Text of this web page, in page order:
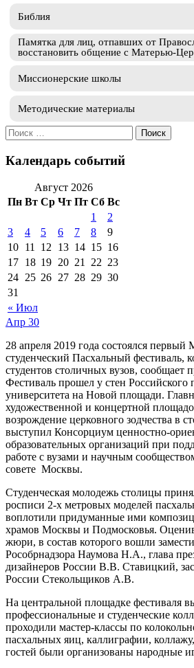
Библия
Памятка для лиц, отпавших от
восстановить общение с Матерью-
Миссионерские школы
Методические материалы
Искать:
Календарь событий
Август 2026
Пн Вт Ср Чт Пт Сб Вс
« Июл
1
2
3
4 5 6 7 8
9
10 11 12 13 14 15 16
17 18 19 20 21 22 23
24 25 26 27 28 29 30
31
Апр 30
28 апреля 2019 года состоялся первый
студенческий Пасхальный фестиваль,
студентов столичных вузов, сообщает
Фестиваль прошел у стен Российского
университета на Новой площади.
художественной и концертной
возрождение церковного зодчества в
выступил Консорциум ценностно-
образовательных организаций при
работе с вузами и научным
совете Москвы.
Студенческая молодежь столицы
росписи 2-х метровых моделей
воплотили придуманные ими
храмов Москвы и Подмосковья.
жюри, в состав которого вошли
Рособрнадзора Наумова Н.А., глава
дизайнеров России В.В. Ставицкий,
России Стекольщиков А.В.
На центральной площадке фестиваля
профессиональные и студенческие
проходили мастер-классы по
пасхальных яиц, каллиграфии,
гостей были организованы народные